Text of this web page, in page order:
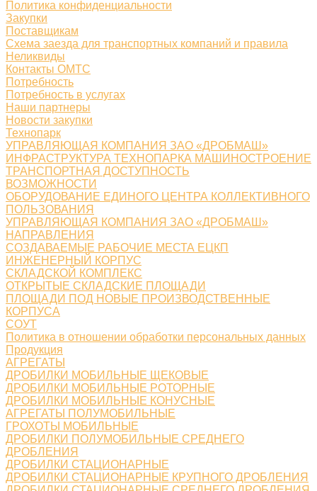
Политика конфиденциальности
Закупки
Поставщикам
Схема заезда для транспортных компаний и правила
Неликвиды
Контакты ОМТС
Потребность
Потребность в услугах
Наши партнеры
Новости закупки
Технопарк
УПРАВЛЯЮЩАЯ КОМПАНИЯ ЗАО «ДРОБМАШ»
ИНФРАСТРУКТУРА ТЕХНОПАРКА МАШИНОСТРОЕНИЕ
ТРАНСПОРТНАЯ ДОСТУПНОСТЬ
ВОЗМОЖНОСТИ
ОБОРУДОВАНИЕ ЕДИНОГО ЦЕНТРА КОЛЛЕКТИВНОГО
ПОЛЬЗОВАНИЯ
УПРАВЛЯЮЩАЯ КОМПАНИЯ ЗАО «ДРОБМАШ»
НАПРАВЛЕНИЯ
СОЗДАВАЕМЫЕ РАБОЧИЕ МЕСТА ЕЦКП
ИНЖЕНЕРНЫЙ КОРПУС
СКЛАДСКОЙ КОМПЛЕКС
ОТКРЫТЫЕ СКЛАДСКИЕ ПЛОЩАДИ
ПЛОЩАДИ ПОД НОВЫЕ ПРОИЗВОДСТВЕННЫЕ
КОРПУСА
СОУТ
Политика в отношении обработки персональных данных
Продукция
АГРЕГАТЫ
ДРОБИЛКИ МОБИЛЬНЫЕ ЩЕКОВЫЕ
ДРОБИЛКИ МОБИЛЬНЫЕ РОТОРНЫЕ
ДРОБИЛКИ МОБИЛЬНЫЕ КОНУСНЫЕ
АГРЕГАТЫ ПОЛУМОБИЛЬНЫЕ
ГРОХОТЫ МОБИЛЬНЫЕ
ДРОБИЛКИ ПОЛУМОБИЛЬНЫЕ СРЕДНЕГО
ДРОБЛЕНИЯ
ДРОБИЛКИ СТАЦИОНАРНЫЕ
ДРОБИЛКИ СТАЦИОНАРНЫЕ КРУПНОГО ДРОБЛЕНИЯ